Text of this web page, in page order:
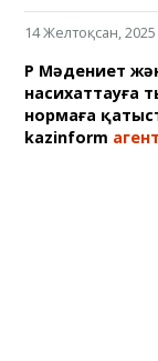
14 Желтоқсан, 2025
ҚР Мәдениет
насихаттауға
нормаға
kazinform